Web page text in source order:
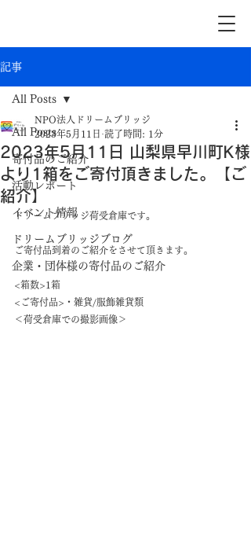
記事
All Posts
寄付品のご紹介
活動レポート
イベント情報
ドリームブリッジブログ
企業・団体様の寄付品のご紹介
All Posts
2023年5月11日 山梨県早川町K様
より1箱をご寄付頂きました。【ご
紹介】
NPO法人ドリームブリッジ
2023年5月11日 読了時間: 1分
ドリームブリッジ荷受倉庫です。
ご寄付品到着のご紹介をさせて頂きます。
<箱数>1箱
<ご寄付品>・雑貨/服飾雑貨類
＜荷受倉庫での撮影画像＞